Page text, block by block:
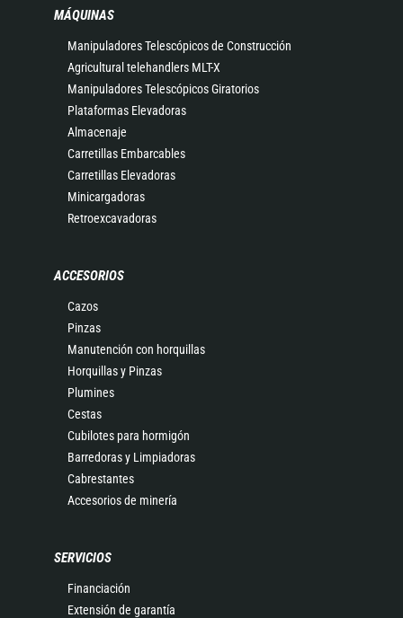
MÁQUINAS
Manipuladores Telescópicos de Construcción
Agricultural telehandlers MLT-X
Manipuladores Telescópicos Giratorios
Plataformas Elevadoras
Almacenaje
Carretillas Embarcables
Carretillas Elevadoras
Minicargadoras
Retroexcavadoras
ACCESORIOS
Cazos
Pinzas
Manutención con horquillas
Horquillas y Pinzas
Plumines
Cestas
Cubilotes para hormigón
Barredoras y Limpiadoras
Cabrestantes
Accesorios de minería
SERVICIOS
Financiación
Extensión de garantía